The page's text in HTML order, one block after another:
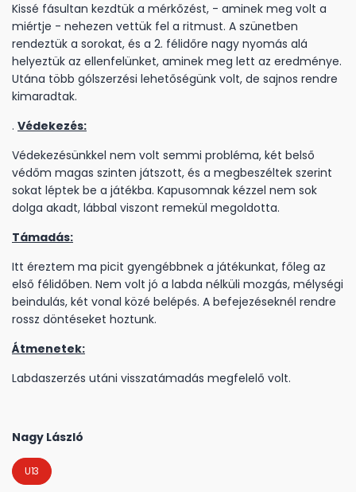
Kissé fásultan kezdtük a mérkőzést, - aminek meg volt a
miértje - nehezen vettük fel a ritmust. A szünetben
rendeztük a sorokat, és a 2. félidőre nagy nyomás alá
helyeztük az ellenfelünket, aminek meg lett az eredménye.
Utána több gólszerzési lehetőségünk volt, de sajnos rendre
kimaradtak.
. Védekezés:
Védekezésünkkel nem volt semmi probléma, két belső
védőm magas szinten játszott, és a megbeszéltek szerint
sokat léptek be a játékba. Kapusomnak kézzel nem sok
dolga akadt, lábbal viszont remekül megoldotta.
Támadás:
Itt éreztem ma picit gyengébbnek a játékunkat, főleg az
első félidőben. Nem volt jó a labda nélküli mozgás, mélységi
beindulás, két vonal közé belépés. A befejezéseknél rendre
rossz döntéseket hoztunk.
Átmenetek:
Labdaszerzés utáni visszatámadás megfelelő volt.
Nagy László
U13